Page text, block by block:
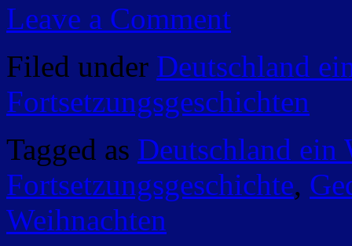
Leave a Comment
Filed under Deutschland
Fortsetzungsgeschichten
Tagged as Deutschland ein
Fortsetzungsgeschichte,
Weihnachten